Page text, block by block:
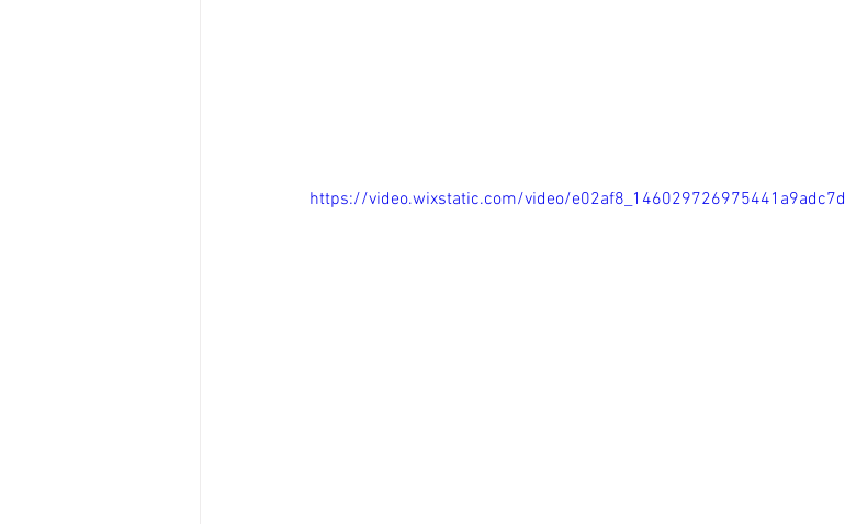
https://video.wixstatic.com/video/